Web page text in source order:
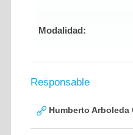
Modalidad:
Responsable
Humberto Arboleda